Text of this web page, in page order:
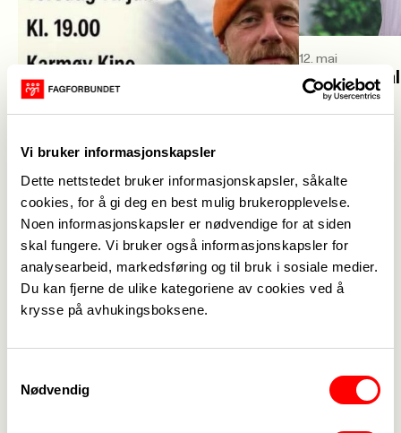
Vi bruker informasjonskapsler
Dette nettstedet bruker informasjonskapsler, såkalte
cookies, for å gi deg en best mulig brukeropplevelse.
Noen informasjonskapsler er nødvendige for at siden
skal fungere. Vi bruker også informasjonskapsler for
analysearbeid, markedsføring og til bruk i sosiale medier.
Du kan fjerne de ulike kategoriene av cookies ved å
krysse på avhukingsboksene.
Nødvendig
"Fenriken" kommer
12. mai